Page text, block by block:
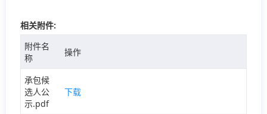
相关附件:
附件名
称
操作
承包候
选人公
示.pdf
下载